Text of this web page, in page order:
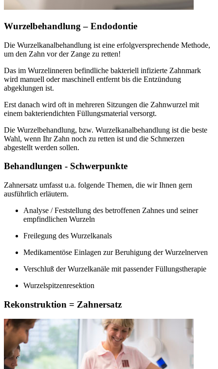
Wurzelbehandlung – Endodontie
Die Wurzelkanalbehandlung ist eine erfolgversprechende Methode,
um den Zahn vor der Zange zu retten!
Das im Wurzelinneren befindliche bakteriell infizierte Zahnmark
wird manuell oder maschinell entfernt bis die Entzündung
abgeklungen ist.
Erst danach wird oft in mehreren Sitzungen die Zahnwurzel mit
einem bakteriendichten Füllungsmaterial versorgt.
Die Wurzelbehandlung, bzw. Wurzelkanalbehandlung ist die beste
Wahl, wenn Ihr Zahn noch zu retten ist und die Schmerzen
abgestellt werden sollen.
Behandlungen - Schwerpunkte
Zahnersatz umfasst u.a. folgende Themen, die wir Ihnen gern
ausführlich erläutern.
Analyse / Feststellung des betroffenen Zahnes und seiner
empfindlichen Wurzeln
Freilegung des Wurzelkanals
Medikamentöse Einlagen zur Beruhigung der Wurzelnerven
Verschluß der Wurzelkanäle mit passender Füllungstherapie
Wurzelspitzenresektion
Rekonstruktion = Zahnersatz